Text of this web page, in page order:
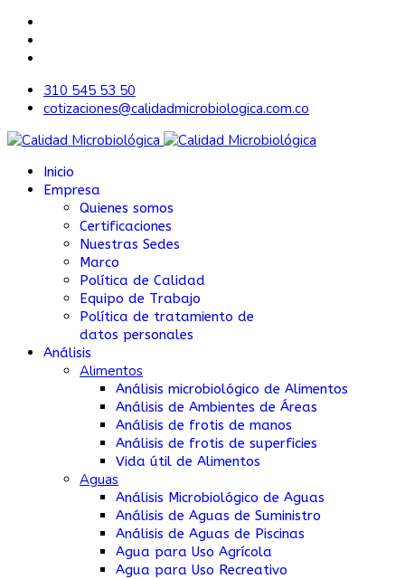
310 545 53 50
cotizaciones@calidadmicrobiologica.com.co
Inicio
Empresa
Quienes somos
Certificaciones
Nuestras Sedes
Marco
Política de Calidad
Equipo de Trabajo
Política de tratamiento de
datos personales
Análisis
Alimentos
Análisis microbiológico de Alimentos
Análisis de Ambientes de Áreas
Análisis de frotis de manos
Análisis de frotis de superficies
Vida útil de Alimentos
Aguas
Análisis Microbiológico de Aguas
Análisis de Aguas de Suministro
Análisis de Aguas de Piscinas
Agua para Uso Agrícola
Agua para Uso Recreativo